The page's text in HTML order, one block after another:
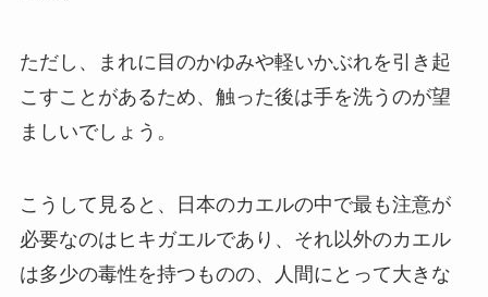
ただし、まれに目のかゆみや軽いかぶれを引き起
こすことがあるため、触った後は手を洗うのが望
ましいでしょう。
こうして見ると、日本のカエルの中で最も注意が
必要なのはヒキガエルであり、それ以外のカエル
は多少の毒性を持つものの、人間にとって大きな